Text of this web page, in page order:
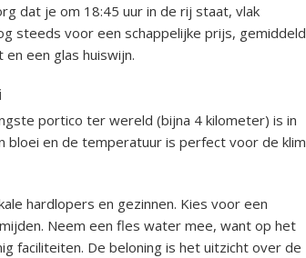
dat je om 18:45 uur in de rij staat, vlak
steeds voor een schappelijke prijs, gemiddeld
een glas huiswijn.
portico ter wereld (bijna 4 kilometer) is in
bloei en de temperatuur is perfect voor de klim
hardlopers en gezinnen. Kies voor een
Neem een fles water mee, want op het
faciliteiten. De beloning is het uitzicht over de